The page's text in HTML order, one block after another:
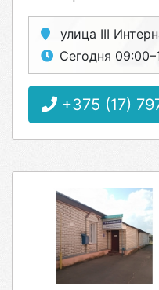
улица III
Сегодня
+375 (17)